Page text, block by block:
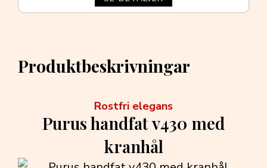
Produktbeskrivningar
Rostfri elegans
Purus handfat v430 med
kranhål